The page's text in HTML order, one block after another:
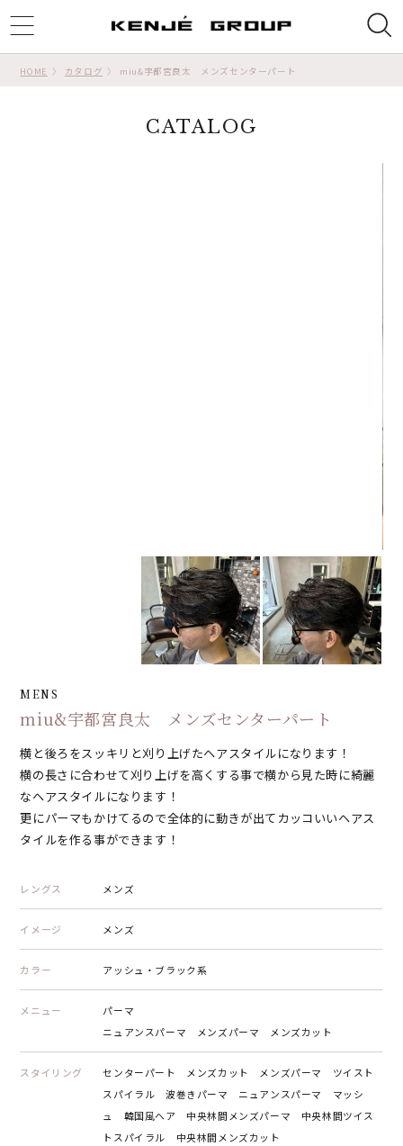
HOME カタログ miu&宇都宮良太 メンズセンターパート
CATALOG
MENS
miu&宇都宮良太 メンズセンターパート
横と後ろをスッキリと刈り上げたヘアスタイルになります！
横の長さに合わせて刈り上げを高くする事で横から見た時に綺麗
なヘアスタイルになります！
更にパーマもかけてるので全体的に動きが出てカッコいいヘアス
タイルを作る事ができます！
レングス メンズ
イメージ メンズ
カラー アッシュ・ブラック系
メニュー
パーマ
ニュアンスパーマ メンズパーマ メンズカット
スタイリング
センターパート メンズカット メンズパーマ ツイスト
スパイラル 波巻きパーマ ニュアンスパーマ マッシ
ュ 韓国風ヘア 中央林間メンズパーマ 中央林間ツイス
トスパイラル 中央林間メンズカット